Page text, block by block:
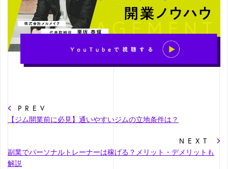
PREV
【ジム開業前に必見】通いやすいジムの立地条件は？
NEXT
副業でパーソナルトレーナーは稼げる？メリット・デメリットも
解説